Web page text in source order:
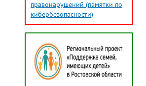
правонарушений (памятки по
кибербезопасности)